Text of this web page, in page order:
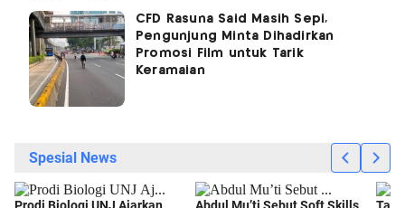
CFD Rasuna Said Masih Sepi,
Pengunjung Minta Dihadirkan
Promosi Film untuk Tarik
Keramaian